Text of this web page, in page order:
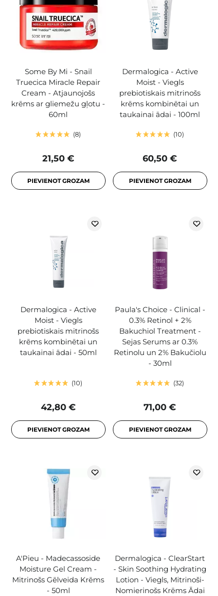
Some By Mi - Snail
Truecica Miracle Repair
Cream - Atjaunojošs
krēms ar gliemežu gļotu -
60ml
8
21,50 €
PIEVIENOT GROZAM
Dermalogica - Active
Moist - Viegls
prebiotiskais mitrinošs
krēms kombinētai un
taukainai ādai - 100ml
10
60,50 €
PIEVIENOT GROZAM
Dermalogica - Active
Moist - Viegls
prebiotiskais mitrinošs
krēms kombinētai un
taukainai ādai - 50ml
10
42,80 €
PIEVIENOT GROZAM
Paula's Choice - Clinical -
0.3% Retinol + 2%
Bakuchiol Treatment -
Sejas Serums ar 0.3%
Retinolu un 2% Bakučiolu
- 30ml
32
71,00 €
PIEVIENOT GROZAM
A'Pieu - Madecassoside
Moisture Gel Cream -
Mitrinošs Gēlveida Krēms
- 50ml
Dermalogica - ClearStart
- Skin Soothing Hydrating
Lotion - Viegls, Mitrinoši-
Nomierinošs Krēms Ādai